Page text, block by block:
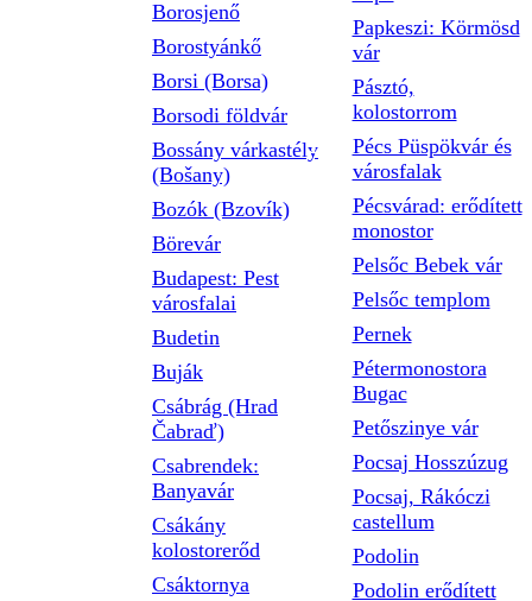
Borosjenő
Borostyánkő
Borsi (Borsa)
Borsodi földvár
Bossány várkastély
(Bošany)
Bozók (Bzovík)
Börevár
Budapest: Pest
városfalai
Budetin
Buják
Csábrág (Hrad
Čabraď)
Csabrendek:
Banyavár
Csákány
kolostorerőd
Csáktornya
Papkeszi: Körmösd
vár
Pásztó,
kolostorrom
Pécs Püspökvár és
városfalak
Pécsvárad: erődített
monostor
Pelsőc Bebek vár
Pelsőc templom
Pernek
Pétermonostora
Bugac
Petőszinye vár
Pocsaj Hosszúzug
Pocsaj, Rákóczi
castellum
Podolin
Podolin erődített